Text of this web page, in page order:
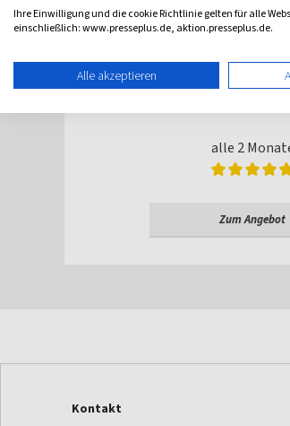
alle 2
Zum Angebot
Kontakt
Ihre Einwilligung und die cookie Richtlinie gelten für alle
einschließlich: www.presseplus.de, aktion.presseplus.de.
Alle akzeptieren